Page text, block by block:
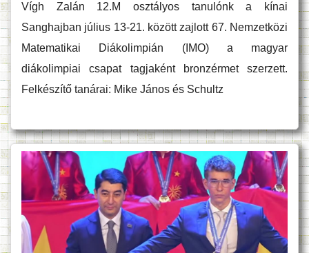
Vígh Zalán 12.M osztályos tanulónk a kínai
Sanghajban július 13-21. között zajlott 67. Nemzetközi
Matematikai Diákolimpián (IMO) a magyar
diákolimpiai csapat tagjaként bronzérmet szerzett.
Felkészítő tanárai: Mike János és Schultz